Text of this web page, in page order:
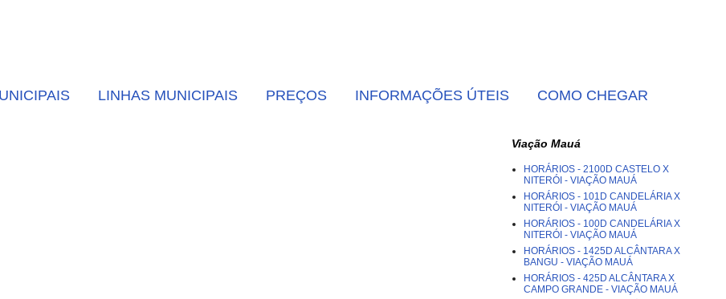
LINHAS MUNICIPAIS PREÇOS INFORMAÇÕES ÚTEIS COMO CHEGAR
Viação Mauá
HORÁRIOS - 2100D CASTELO X
NITERÓI - VIAÇÃO MAUÁ
HORÁRIOS - 101D CANDELÁRIA X
NITERÓI - VIAÇÃO MAUÁ
HORÁRIOS - 100D CANDELÁRIA X
NITERÓI - VIAÇÃO MAUÁ
HORÁRIOS - 1425D ALCÂNTARA X
BANGU - VIAÇÃO MAUÁ
HORÁRIOS - 425D ALCÂNTARA X
CAMPO GRANDE - VIAÇÃO MAUÁ